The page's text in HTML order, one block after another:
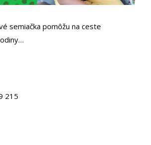
semiačka pomôžu na ceste
215